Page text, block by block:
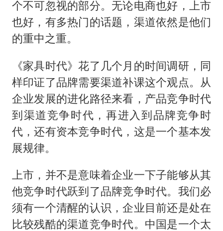
个不可忽视的部分。无论电商也好，上市
也好，有多热门的话题，渠道依然是他们
的重中之重。
《家具时代》花了几个月的时间调研，同
样印证了品牌需要渠道补课这个观点。从
企业发展的进化路径来看，产品竞争时代
到渠道竞争时代，再进入到品牌竞争时
代，还有资本竞争时代，这是一个基本发
展规律。
上市，并不是意味着企业一下子能够从其
他竞争时代跃到了品牌竞争时代。我们必
须有一个清醒的认识，企业目前还是处在
比较残酷的渠道竞争时代。中国是一个太